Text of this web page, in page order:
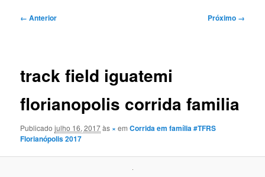
Navegação
← Anterior Próximo →
track field iguatemi
florianopolis corrida familia
Publicadojulho 16, 2017às ×emCorrida em família #TFRS
Florianópolis 2017